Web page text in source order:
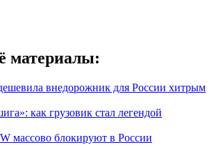
материалы:
внедорожник для России хитрым
как грузовик стал легендой
массово блокируют в России